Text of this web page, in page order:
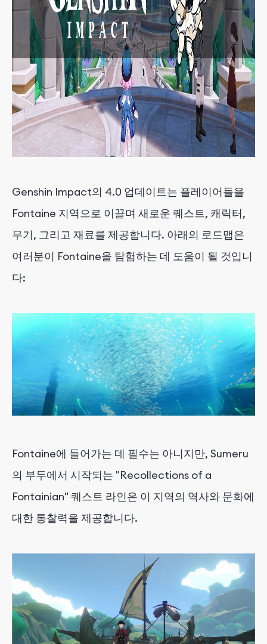
Genshin Impact의 4.0 업데이트는 플레이어들을
Fontaine 지역으로 이끌며 새로운 퀘스트, 캐릭터,
무기, 그리고 재료를 제공합니다. 아래의 로드맵은
여러분이 Fontaine을 탐험하는 데 도움이 될 것입니
다:
Fontaine에 들어가는 데 필수는 아니지만, Sumeru
의 부두에서 시작되는 "Recollections of a
Fontainian" 퀘스트 라인은 이 지역의 역사와 문화에
대한 통찰력을 제공합니다.